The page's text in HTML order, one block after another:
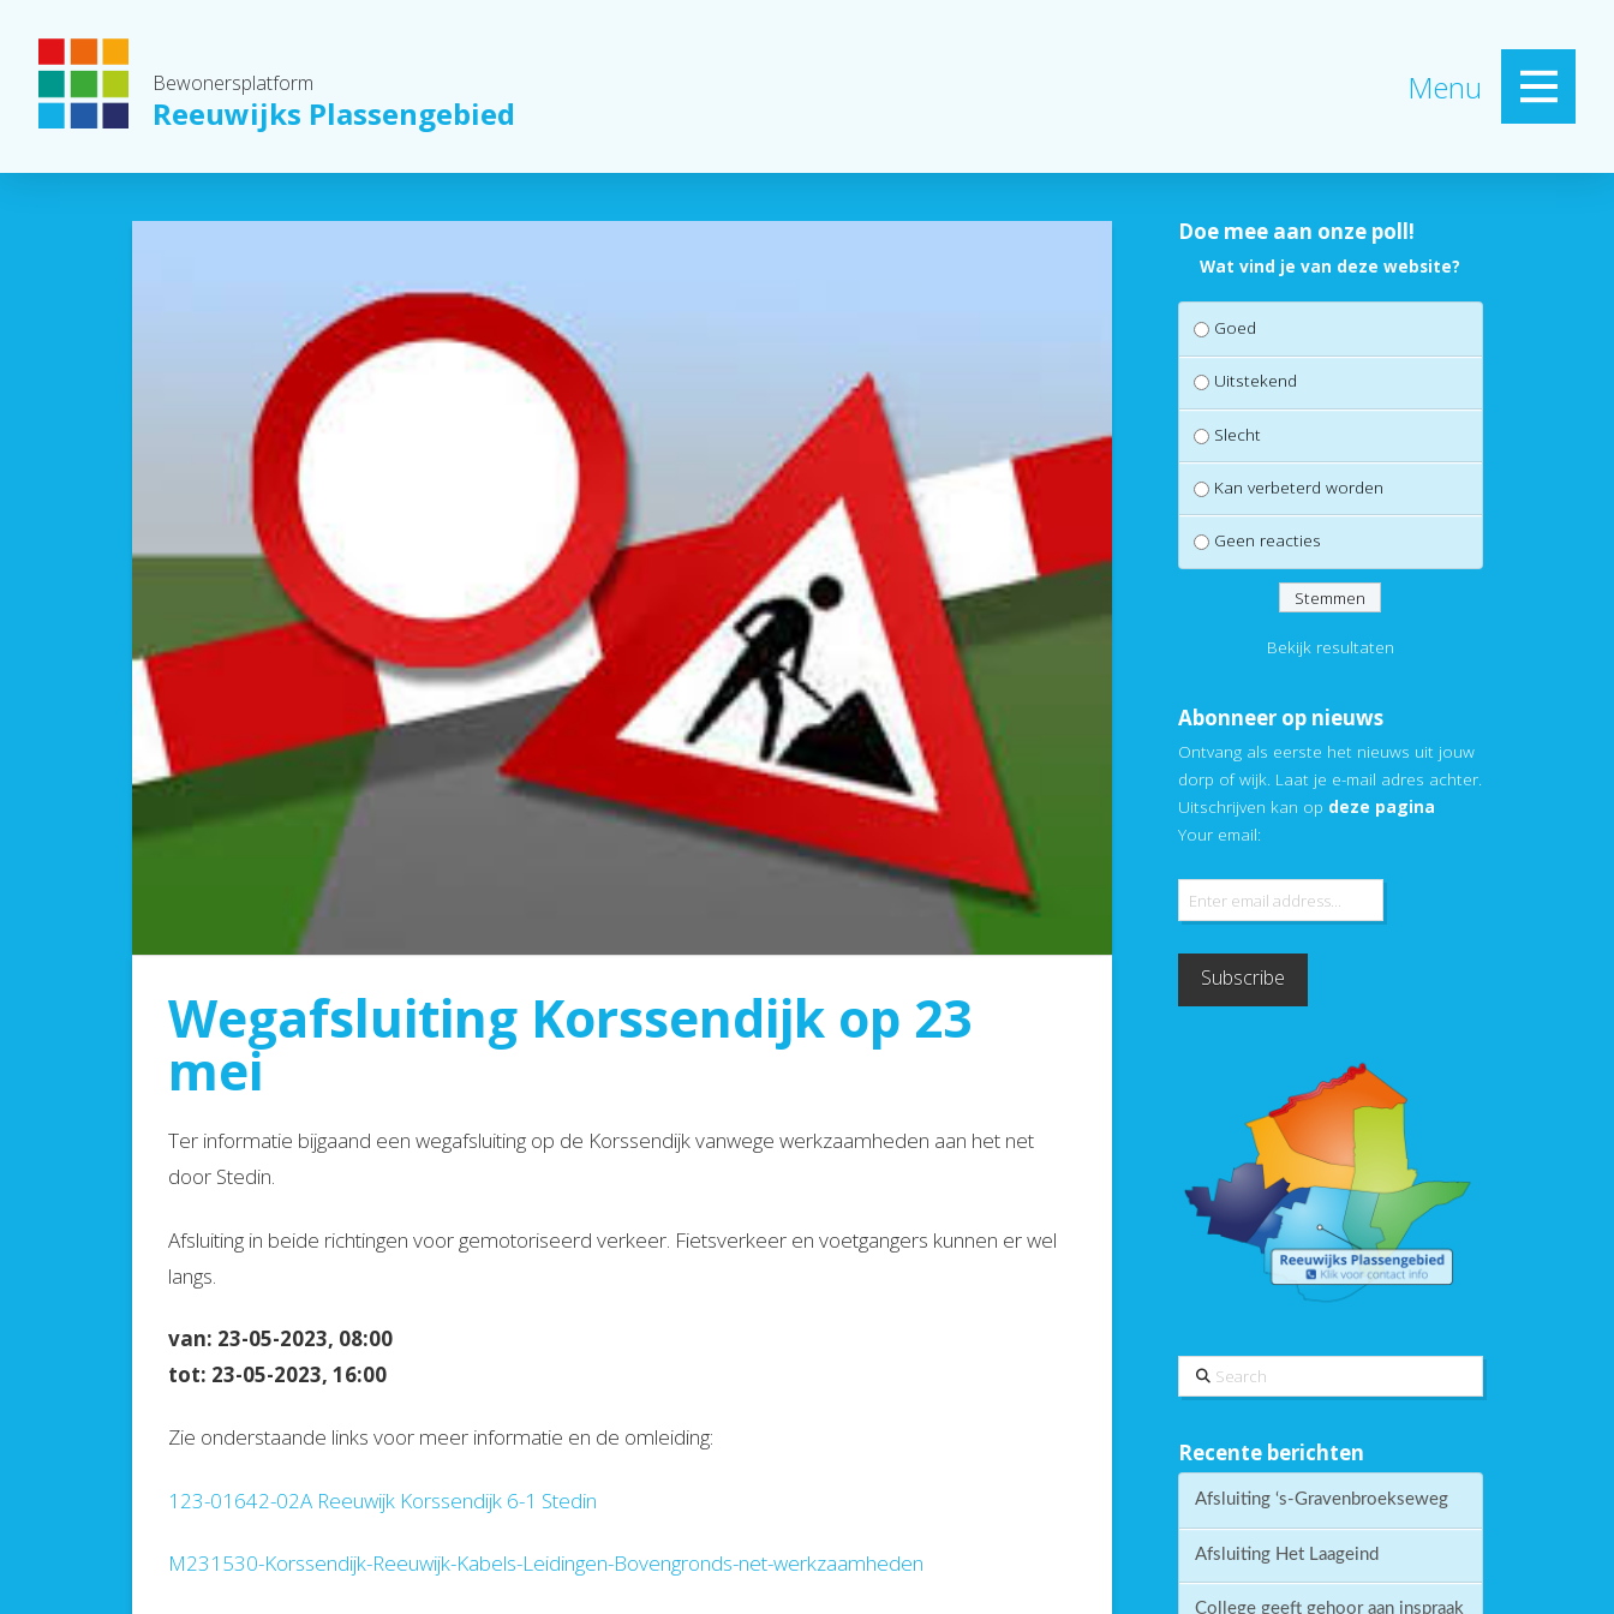
Bewonersplatform
Reeuwijks Plassengebied
Menu
Wegafsluiting Korssendijk op 23
mei
Ter informatie bijgaand een wegafsluiting op de Korssendijk vanwege werkzaamheden aan het net
door Stedin.
Afsluiting in beide richtingen voor gemotoriseerd verkeer. Fietsverkeer en voetgangers kunnen er wel
langs.
van: 23-05-2023, 08:00
tot: 23-05-2023, 16:00
Zie onderstaande links voor meer informatie en de omleiding:
123-01642-02A Reeuwijk Korssendijk 6-1 Stedin
M231530-Korssendijk-Reeuwijk-Kabels-Leidingen-Bovengronds-net-werkzaamheden
Doe mee aan onze poll!
Wat vind je van deze website?
Goed
Uitstekend
Slecht
Kan verbeterd worden
Geen reacties
Bekijk resultaten
Abonneer op nieuws
Ontvang als eerste het nieuws uit jouw
dorp of wijk. Laat je e-mail adres achter.
Uitschrijven kan op deze pagina
Your email:
Search
Recente berichten
Afsluiting ‘s-Gravenbroekseweg
Afsluiting Het Laageind
College geeft gehoor aan inspraak